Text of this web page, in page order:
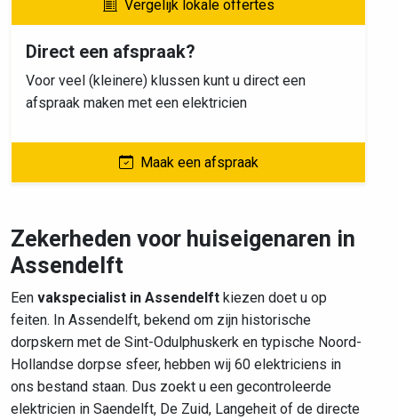
Vergelijk lokale offertes
Direct een afspraak?
Voor veel (kleinere) klussen kunt u direct een
afspraak maken met een elektricien
Maak een afspraak
Zekerheden voor huiseigenaren in
Assendelft
Een vakspecialist in Assendelft kiezen doet u op
feiten. In Assendelft, bekend om zijn historische
dorpskern met de Sint-Odulphuskerk en typische Noord-
Hollandse dorpse sfeer, hebben wij 60 elektriciens in
ons bestand staan. Dus zoekt u een gecontroleerde
elektricien in Saendelft, De Zuid, Langeheit of de directe